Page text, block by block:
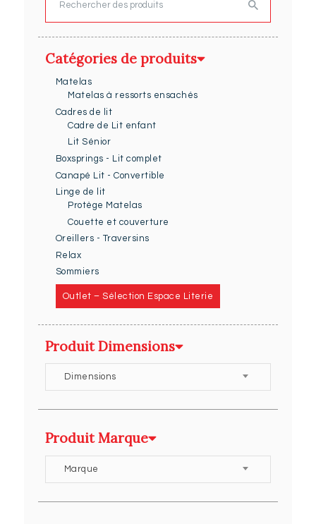
Rechercher
Catégories de produits
Matelas
Matelas à ressorts ensachés
Cadres de lit
Cadre de Lit enfant
Lit Sénior
Boxsprings - Lit complet
Canapé Lit - Convertible
Linge de lit
Protège Matelas
Couette et couverture
Oreillers - Traversins
Relax
Sommiers
Outlet – Sélection Espace Literie
Produit Dimensions
Dimensions
Produit Marque
Marque